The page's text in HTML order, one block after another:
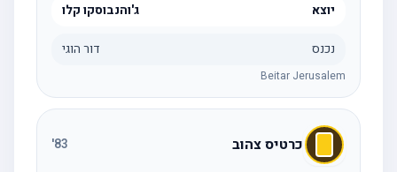
יוצא ג'והנבוסקו קלו
נכנס דור הוגי
Beitar Jerusalem
כרטיס צהוב 83
'